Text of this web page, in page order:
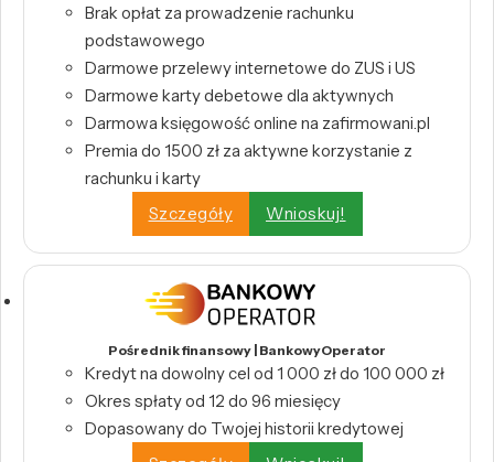
Brak opłat za prowadzenie rachunku
podstawowego
Darmowe przelewy internetowe do ZUS i US
Darmowe karty debetowe dla aktywnych
Darmowa księgowość online na zafirmowani.pl
Premia do 1500 zł za aktywne korzystanie z
rachunku i karty
Szczegóły
Wnioskuj!
Pośrednik finansowy | BankowyOperator
Kredyt na dowolny cel od 1 000 zł do 100 000 zł
Okres spłaty od 12 do 96 miesięcy
Dopasowany do Twojej historii kredytowej